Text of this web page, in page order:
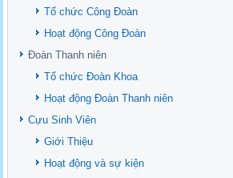
Danh mục tạp chí xuất bản Quốc Tế 2026
Danh Mục các Đề Tài NCKH cấp Tỉnh năm 2024
Văn bản - Quy định
Ban chấp hành Đảng bộ khoa
Tổ chức Công Đoàn
Hoạt động Công Đoàn
Đoàn Thanh niên
Tổ chức Đoàn Khoa
Hoạt động Đoàn Thanh niên
Cựu Sinh Viên
Giới Thiệu
Hoạt động và sự kiện